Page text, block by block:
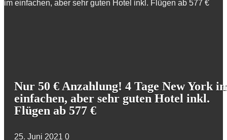
im einfachen, aber sehr guten Hotel inkl. Flügen ab 577 €
Nur 50 € Anzahlung! 4 Tage New York
einfachen, aber sehr guten Hotel inkl.
Flügen ab 577 €
25. Juni 2021 0